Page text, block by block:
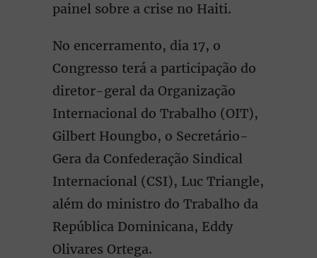
painel sobre a crise no Haiti.
No encerramento, dia 17, o
Congresso terá a participação do
diretor-geral da Organização
Internacional do Trabalho (OIT),
Gilbert Houngbo, o Secretário-
Gera da Confederação Sindical
Internacional (CSI), Luc Triangle,
além do ministro do Trabalho da
República Dominicana, Eddy
Olivares Ortega.